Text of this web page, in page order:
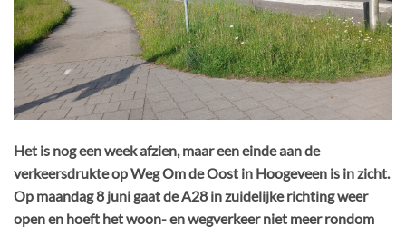
Het is nog een week afzien, maar een einde aan de
verkeersdrukte op Weg Om de Oost in Hoogeveen is in zicht.
Op maandag 8 juni gaat de A28 in zuidelijke richting weer
open en hoeft het woon- en wegverkeer niet meer rondom